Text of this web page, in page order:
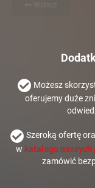
Możesz
oferujemy duże
Szeroką ofertę
w katalogu naszych
zamówić